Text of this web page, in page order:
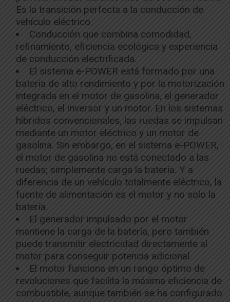
Es la transición perfecta a la conducción de
vehículo eléctrico.
Conducción que combina comodidad,
refinamiento, eficiencia ecológica y experiencia
de conducción electrificada.
El sistema e-POWER está formado por una
batería de alto rendimiento y por la motorización
integrada en el motor de gasolina, el generador
eléctrico, el inversor y un motor. En los sistemas
híbridos convencionales, las ruedas se impulsan
mediante un motor eléctrico y un motor de
gasolina. Sin embargo, en el sistema e-POWER,
el motor de gasolina no está conectado a las
ruedas; simplemente carga la batería. Y a
diferencia de un vehículo totalmente eléctrico, la
fuente de alimentación es el motor y no solo la
batería.
El generador impulsado por el motor
mantiene la carga de la batería, pero también
puede transmitir electricidad directamente al
motor para conseguir potencia adicional.
El motor funciona en un rango óptimo de
revoluciones que facilita la máxima eficiencia de
combustible, aunque también se ha configurado